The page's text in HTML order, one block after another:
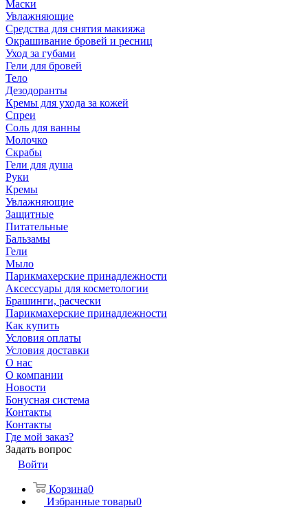
Маски
Увлажняющие
Средства для снятия макияжа
Окрашивание бровей и ресниц
Уход за губами
Гели для бровей
Тело
Дезодоранты
Кремы для ухода за кожей
Спреи
Соль для ванны
Молочко
Скрабы
Гели для душа
Руки
Кремы
Увлажняющие
Защитные
Питательные
Бальзамы
Гели
Мыло
Парикмахерские принадлежности
Аксессуары для косметологии
Брашинги, расчески
Парикмахерские принадлежности
Как купить
Условия оплаты
Условия доставки
О нас
О компании
Новости
Бонусная система
Контакты
Контакты
Где мой заказ?
Задать вопрос
Войти
Корзина0
Избранные товары0